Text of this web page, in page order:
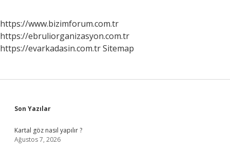
https://www.bizimforum.com.tr
https://ebruliorganizasyon.com.tr
https://evarkadasin.com.trSitemap
Sidebar
Son Yazılar
Kartal göz nasıl yapılır ?
Ağustos 7, 2026